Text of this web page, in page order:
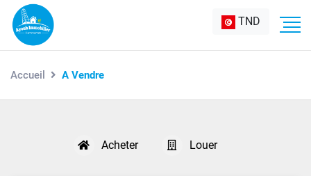
TND
Accueil A Vendre
Acheter Louer